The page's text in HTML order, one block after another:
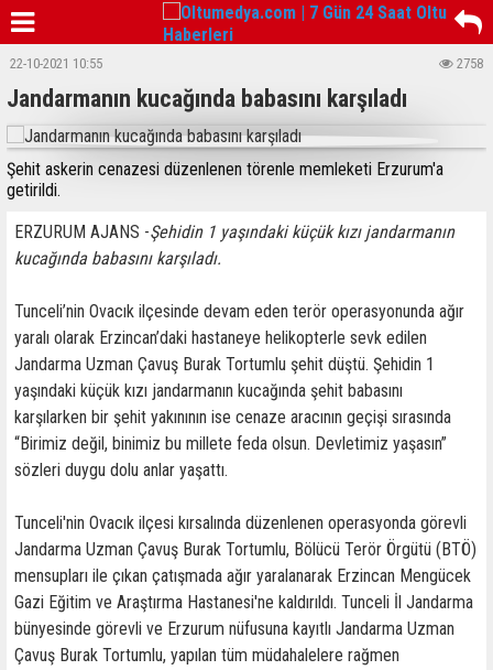
22-10-2021 10:55 2758
Jandarmanın kucağında babasını karşıladı
Şehit askerin cenazesi düzenlenen törenle memleketi Erzurum'a
getirildi.
ERZURUM AJANS -Şehidin 1 yaşındaki küçük kızı jandarmanın
kucağında babasını karşıladı.
Tunceli’nin Ovacık ilçesinde devam eden terör operasyonunda ağır
yaralı olarak Erzincan’daki hastaneye helikopterle sevk edilen
Jandarma Uzman Çavuş Burak Tortumlu şehit düştü. Şehidin 1
yaşındaki küçük kızı jandarmanın kucağında şehit babasını
karşılarken bir şehit yakınının ise cenaze aracının geçişi sırasında
“Birimiz değil, binimiz bu millete feda olsun. Devletimiz yaşasın”
sözleri duygu dolu anlar yaşattı.
Tunceli'nin Ovacık ilçesi kırsalında düzenlenen operasyonda görevli
Jandarma Uzman Çavuş Burak Tortumlu, Bölücü Terör Örgütü (BTÖ)
mensupları ile çıkan çatışmada ağır yaralanarak Erzincan Mengücek
Gazi Eğitim ve Araştırma Hastanesi'ne kaldırıldı. Tunceli İl Jandarma
bünyesinde görevli ve Erzurum nüfusuna kayıtlı Jandarma Uzman
Çavuş Burak Tortumlu, yapılan tüm müdahalelere rağmen